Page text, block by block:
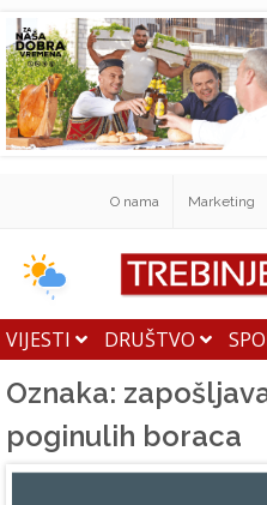
O nama Marketing
VIJESTI DRUŠTVO
Oznaka:
poginulih boraca